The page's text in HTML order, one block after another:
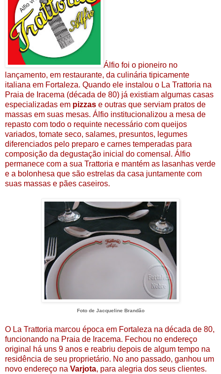
Álfio foi o pioneiro no
lançamento, em restaurante, da culinária tipicamente
italiana em Fortaleza. Quando ele instalou o La Trattoria na
Praia de Iracema (década de 80) já existiam algumas casas
especializadas em pizzas e outras que serviam pratos de
massas em suas mesas. Álfio institucionalizou a mesa de
repasto com todo o requinte necessário com queijos
variados, tomate seco, salames, presuntos, legumes
diferenciados pelo preparo e carnes temperadas para
composição da degustação inicial do comensal. Álfio
permanece com a sua Trattoria e mantém as lasanhas verde
e a bolonhesa que são estrelas da casa juntamente com
suas massas e pães caseiros.
Foto de Jacqueline Brandão
O La Trattoria marcou época em Fortaleza na década de 80,
funcionando na Praia de Iracema. Fechou no endereço
original há uns 9 anos e reabriu depois de algum tempo na
residência de seu proprietário. No ano passado, ganhou um
novo endereço na Varjota, para alegria dos seus clientes.